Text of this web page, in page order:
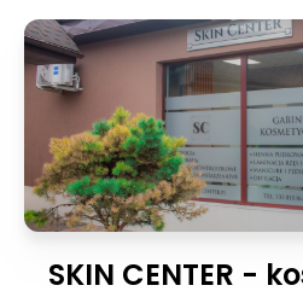
SKIN CENTER -